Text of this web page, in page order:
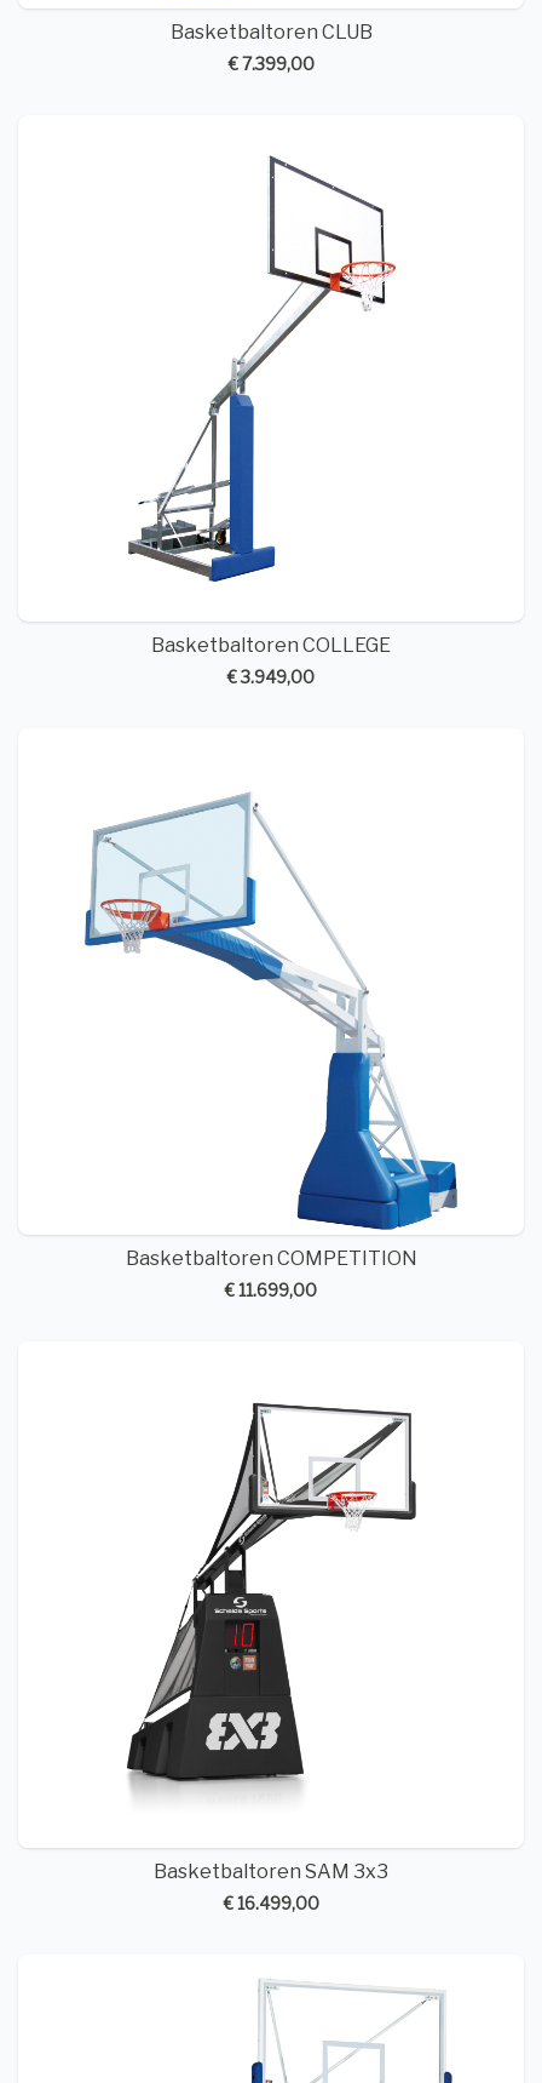
Basketbaltoren CLUB
€ 7.399,00
Basketbaltoren COLLEGE
€ 3.949,00
Basketbaltoren COMPETITION
€ 11.699,00
Basketbaltoren SAM 3x3
€ 16.499,00